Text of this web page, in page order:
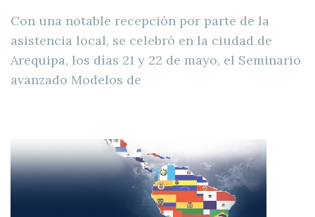
Con una notable recepción por parte de la
asistencia local, se celebró en la ciudad de
Arequipa, los días 21 y 22 de mayo, el Seminario
avanzado Modelos de